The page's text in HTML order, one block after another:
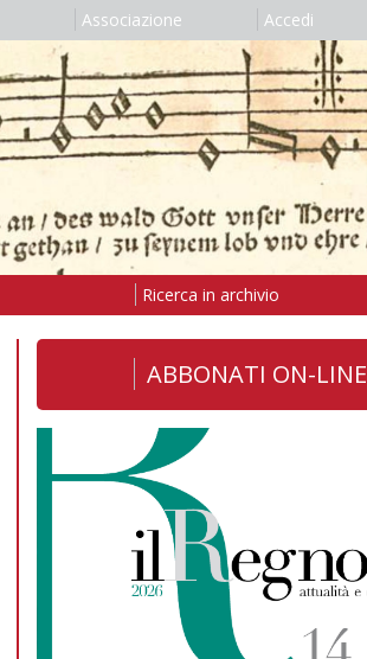
Associazione Accedi
Ricerca in archivio
ABBONATI ON-LINE